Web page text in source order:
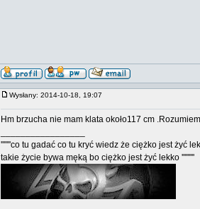
Wysłany: 2014-10-18, 19:07
Hm brzucha nie mam klata około117 cm
'''''''co tu gadać co tu kryć wiedz że ciężko jest żyć
takie życie bywa męką bo ciężko jest żyć lekko '''''''''